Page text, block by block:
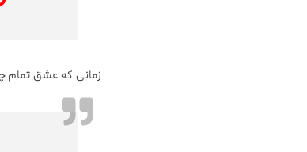
زمانی که عشق تمام